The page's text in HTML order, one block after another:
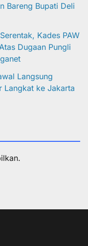
Bareng Bupati Deli
Kades PAW
Dugaan Pungli
Langsung
Langkat ke Jakarta